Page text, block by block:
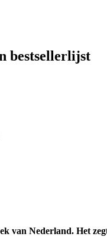
bestsellerlijst
van Nederland. Het